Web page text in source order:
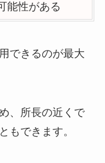
能性がある
できるのが最大
、所長の近くで
もできます。